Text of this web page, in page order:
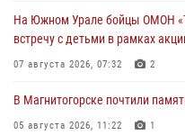
На Южном Урале бойцы ОМОН
встречу с детьми в рамках
07 августа 2026, 07:32 2
В Магнитогорске почтили
05 августа 2026, 11:22 1